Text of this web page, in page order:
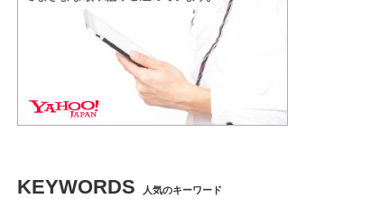
KEYWORDS 人気のキーワード